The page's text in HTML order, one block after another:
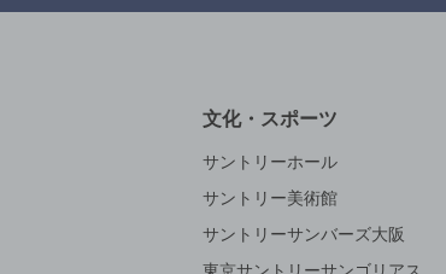
文化・スポーツ
サントリーホール
サントリー美術館
サントリーサンバーズ大阪
東京サントリーサンゴリアス